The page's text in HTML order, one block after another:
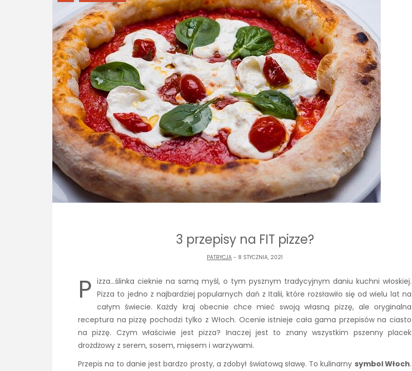
3 przepisy na FIT pizze?
PATRYCJA - 8 STYCZNIA, 2021
P izza…ślinka cieknie na samą myśl, o tym pysznym tradycyjnym daniu kuchni włoskiej.
Pizza to jedno z najbardziej popularnych dań z Italii, które rozsławiło się od wielu lat na
całym świecie. Każdy kraj obecnie chce mieć swoją własną pizzę, ale oryginalna
receptura na pizzę pochodzi tylko z Włoch. Ocenie istnieje cała gama przepisów na ciasto
na pizzę. Czym właściwie jest pizza? Inaczej jest to znany wszystkim pszenny placek
drożdżowy z serem, sosem, mięsem i warzywami.
Przepis na to danie jest bardzo prosty, a zdobył światową sławę. To kulinarny symbol Włoch.